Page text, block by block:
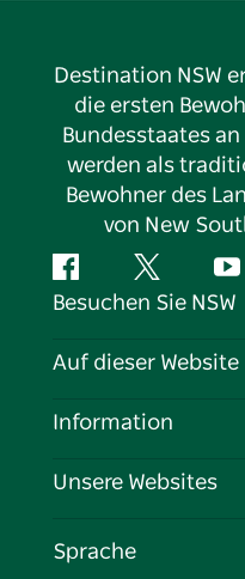
Destination NSW
die ersten
Bundesstaates
werden als
Bewohner des
von New
FacebookTwitter
Besuchen Sie NSW
Kontaktieren Sie uns
Cookie-Hinweis
Auf dieser Website
Reiseziele
Veranstaltungen
Information
Reiseinformationen
Unternehmen in NSW
Unsere Websites
Sprache